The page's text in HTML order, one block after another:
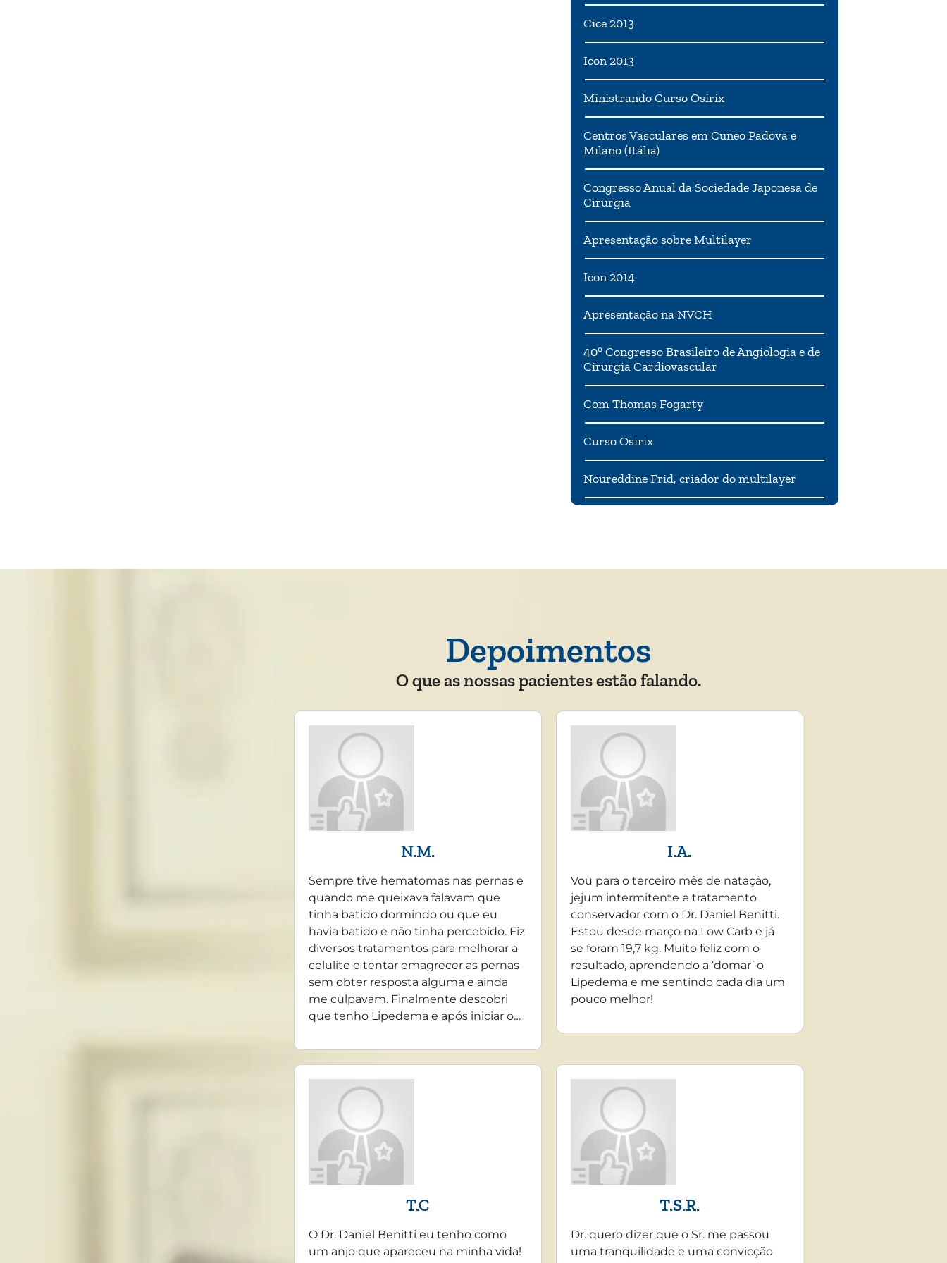
Cice 2013
Icon 2013
Ministrando Curso Osirix
Centros Vasculares em Cuneo Padova e
Milano (Itália)
Congresso Anual da Sociedade Japonesa de
Cirurgia
Apresentação sobre Multilayer
Icon 2014
Apresentação na NVCH
40° Congresso Brasileiro de Angiologia e de
Cirurgia Cardiovascular
Com Thomas Fogarty
Curso Osirix
Noureddine Frid, criador do multilayer
Depoimentos
O que as nossas pacientes estão falando.
N.M.
Sempre tive hematomas nas pernas e
quando me queixava falavam que
tinha batido dormindo ou que eu
havia batido e não tinha percebido. Fiz
diversos tratamentos para melhorar a
celulite e tentar emagrecer as pernas
sem obter resposta alguma e ainda
me culpavam. Finalmente descobri
que tenho Lipedema e após iniciar o…
I.A.
Vou para o terceiro mês de natação,
jejum intermitente e tratamento
conservador com o Dr. Daniel Benitti.
Estou desde março na Low Carb e já
se foram 19,7 kg. Muito feliz com o
resultado, aprendendo a ‘domar’ o
Lipedema e me sentindo cada dia um
pouco melhor!
T.C
O Dr. Daniel Benitti eu tenho como
um anjo que apareceu na minha vida!
T.S.R.
Dr. quero dizer que o Sr. me passou
uma tranquilidade e uma convicção